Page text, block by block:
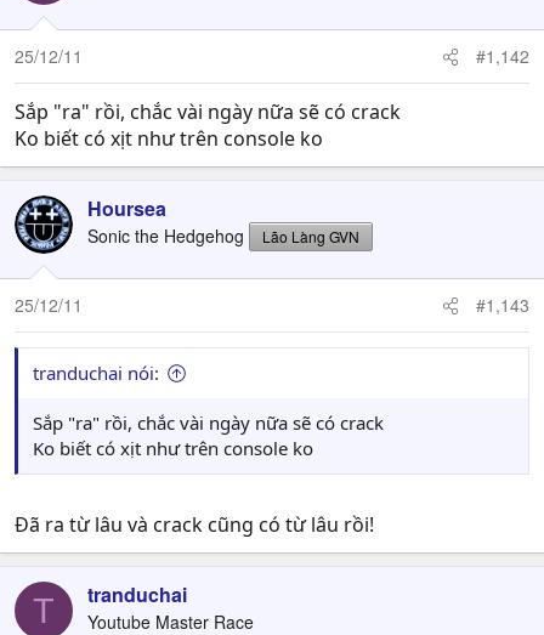
25/12/11 #1,142
Sắp "ra" rồi, chắc vài ngày nữa sẽ có crack
Ko biết có xịt như trên console ko
Hoursea
Sonic the Hedgehog Lão Làng GVN
25/12/11 #1,143
tranduchai nói:
Sắp "ra" rồi, chắc vài ngày nữa sẽ có crack
Ko biết có xịt như trên console ko
Đã ra từ lâu và crack cũng có từ lâu rồi!
T tranduchai
Youtube Master Race